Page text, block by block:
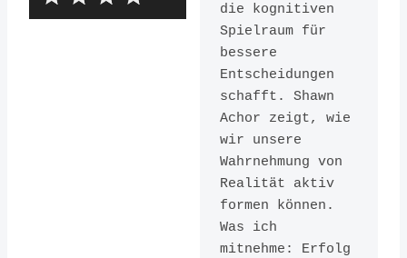
die kognitiven
Spielraum für
bessere
Entscheidungen
schafft. Shawn
Achor zeigt, wie
wir unsere
Wahrnehmung von
Realität aktiv
formen können.
Was ich
mitnehme: Erfolg